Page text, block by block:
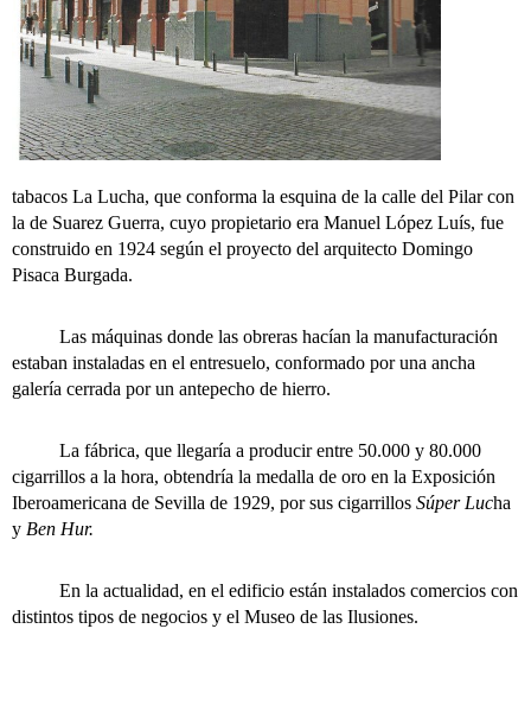
tabacos La Lucha, que conforma la esquina de la calle del Pilar con
la de Suarez Guerra, cuyo propietario era Manuel López Luís, fue
construido en 1924 según el proyecto del arquitecto Domingo
Pisaca Burgada.
Las máquinas donde las obreras hacían la manufacturación
estaban instaladas en el entresuelo, conformado por una ancha
galería cerrada por un antepecho de hierro.
La fábrica, que llegaría a producir entre 50.000 y 80.000
cigarrillos a la hora, obtendría la medalla de oro en la Exposición
Iberoamericana de Sevilla de 1929, por sus cigarrillos Súper Lucha
y Ben Hur.
En la actualidad, en el edificio están instalados comercios con
distintos tipos de negocios y el Museo de las Ilusiones.